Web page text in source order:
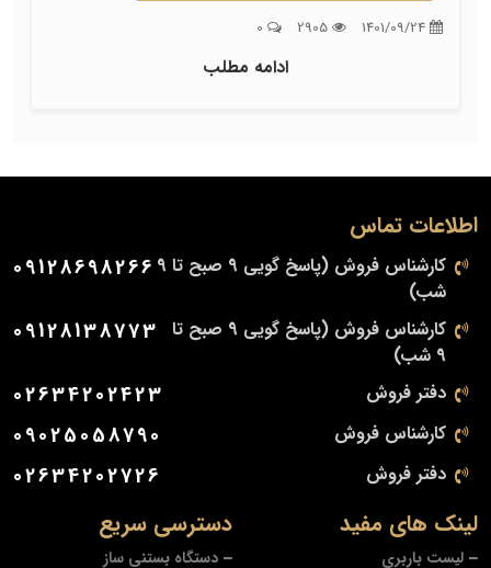
ادامه مطلب
دسترسی سریع
دستگاه بستنی ساز
لینک های مفید
لیست باربری
اطلاعات تماس
کارشناس فروش (پاسخ گویی 9 صبح تا 9
شب)
09128698266
کارشناس فروش (پاسخ گویی 9 صبح تا
9 شب)
09128138773
دفتر فروش 02634202423
کارشناس فروش 09025058790
دفتر فروش 02634202726